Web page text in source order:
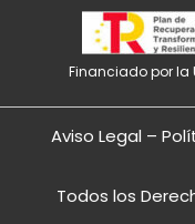
e
b
o
o
k
f
i
t
t
e
Financiado por la
Aviso Legal –
Todos los